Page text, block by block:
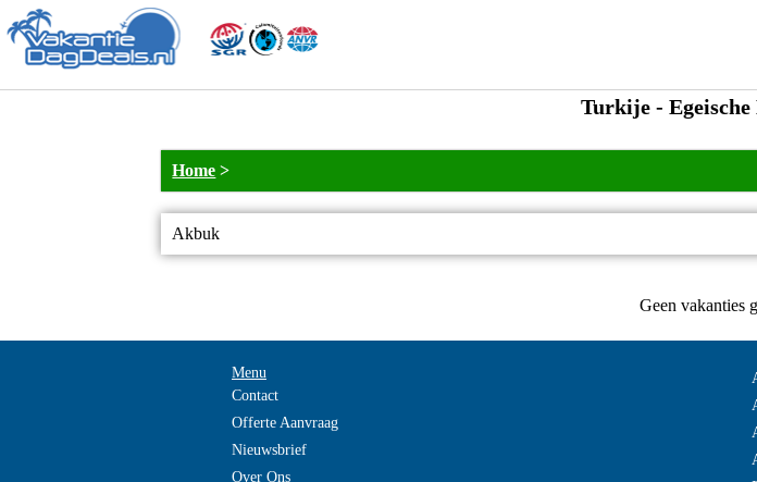
Turkije -
Home >
Akbuk
Geen vakanties
Menu
Contact
Offerte Aanvraag
Nieuwsbrief
Over Ons